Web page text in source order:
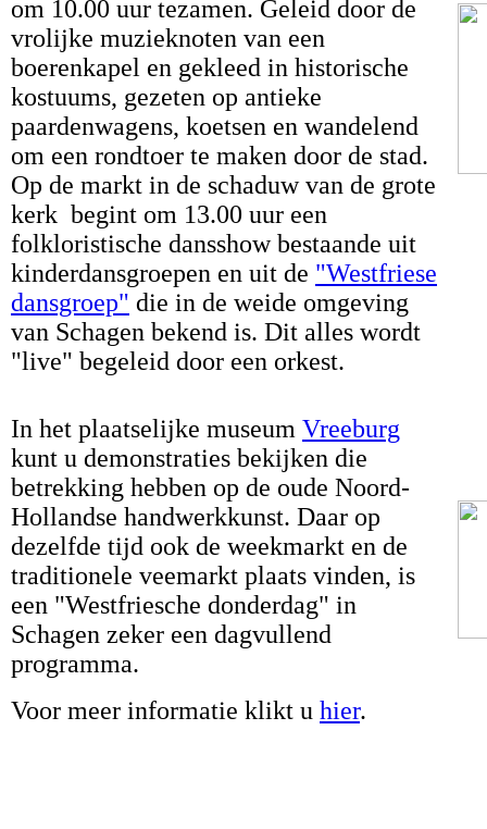
om 10.00 uur tezamen. Geleid door de
vrolijke muzieknoten van een
boerenkapel en gekleed in historische
kostuums, gezeten op antieke
paardenwagens, koetsen en wandelend
om een rondtoer te maken door de stad.
Op de markt in de schaduw van de grote
kerk begint om 13.00 uur een
folkloristische dansshow bestaande uit
kinderdansgroepen en uit de "Westfriese
dansgroep" die in de weide omgeving
van Schagen bekend is. Dit alles wordt
"live" begeleid door een orkest.
In het plaatselijke museum Vreeburg
kunt u demonstraties bekijken die
betrekking hebben op de oude Noord-
Hollandse handwerkkunst. Daar op
dezelfde tijd ook de weekmarkt en de
traditionele veemarkt plaats vinden, is
een "Westfriesche donderdag" in
Schagen zeker een dagvullend
programma.
Voor meer informatie klikt u hier.